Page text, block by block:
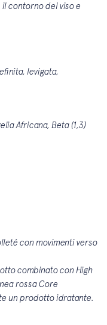
contorno del viso e
levigata,
Africana, Beta (1,3)
con movimenti verso
combinato con High
rossa Core
un prodotto idratante.